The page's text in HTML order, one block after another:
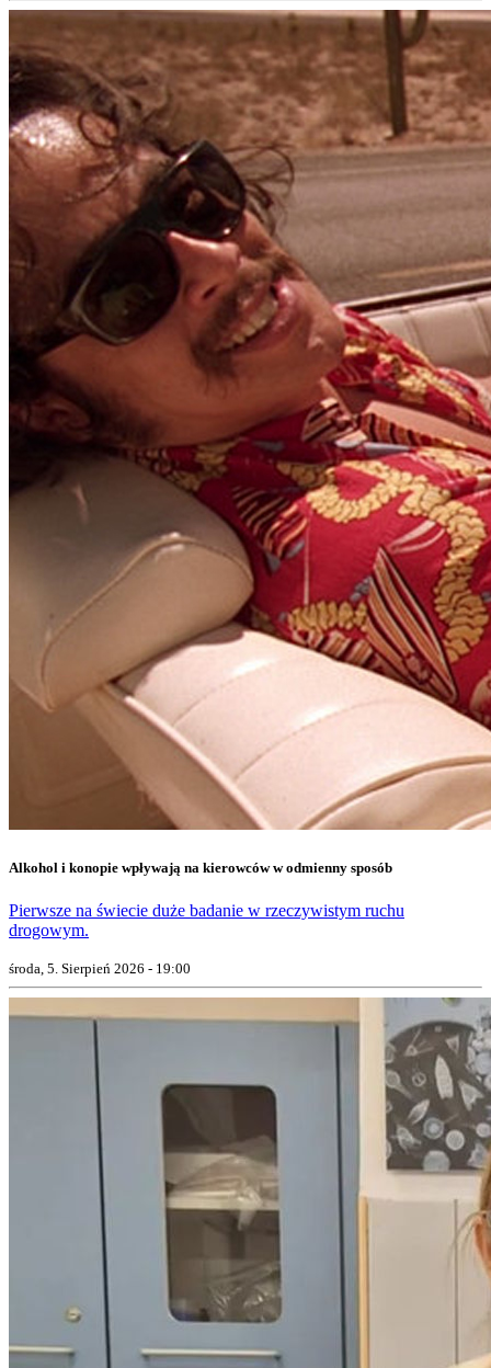
Alkohol i konopie wpływają na kierowców w odmienny sposób
Pierwsze na świecie duże badanie w rzeczywistym ruchu
drogowym.
środa, 5. Sierpień 2026 - 19:00